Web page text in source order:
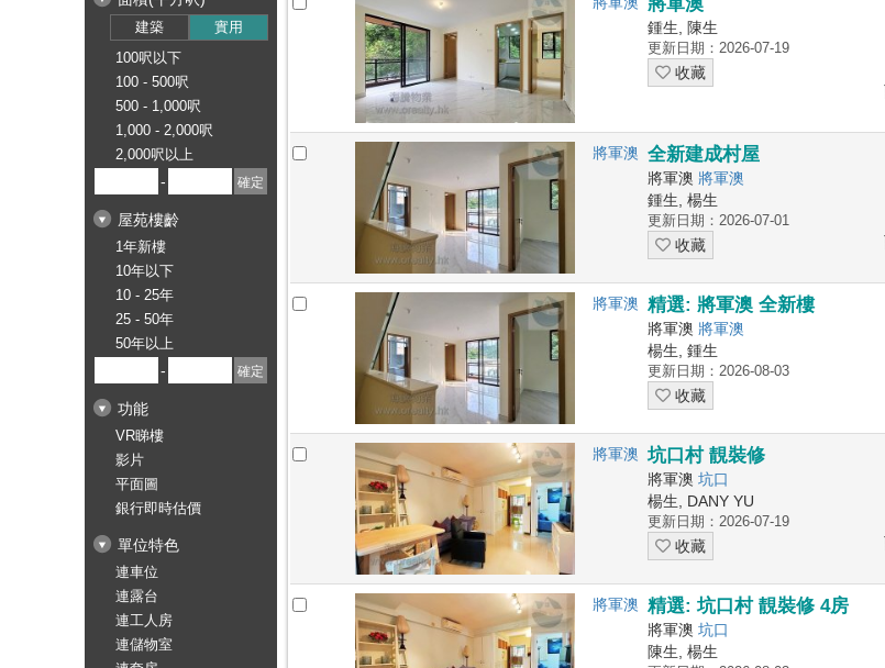
建築
實用
100呎以下
100 - 500呎
500 - 1,000呎
1,000 - 2,000呎
2,000呎以上
-
屋苑樓齡
1年新樓
10年以下
10 - 25年
25 - 50年
50年以上
-
功能
VR睇樓
影片
平面圖
銀行即時估價
單位特色
連車位
連露台
連工人房
連儲物室
鍾生, 陳生
更新日期：2026-07-19
收藏
將軍澳 全新建成村屋
將軍澳 將軍澳
鍾生, 楊生
更新日期：2026-07-01
收藏
將軍澳 精選: 將軍澳 全新樓
將軍澳 將軍澳
楊生, 鍾生
更新日期：2026-08-03
收藏
將軍澳 坑口村 靚裝修
將軍澳 坑口
楊生, DANY YU
更新日期：2026-07-19
收藏
將軍澳 精選: 坑口村 靚裝修 4房
將軍澳 坑口
陳生, 楊生